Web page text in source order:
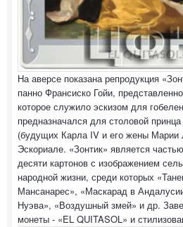
На аверсе показана репродукция
панно Франсиско Гойи,
которое служило эскизом для
предназначался для столовой
(будущих Карла IV и его жены Марии
Эскориале. «Зонтик» является
десяти картонов с изображением
народной жизни, среди которых
Мансанарес», «Маскарад в
Нуэва», «Воздушный змей» и др.
монеты - «EL QUITASOL» и